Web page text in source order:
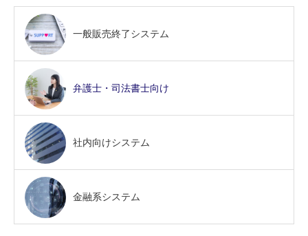
一般販売終了システム
弁護士・司法書士向け
社内向けシステム
金融系システム